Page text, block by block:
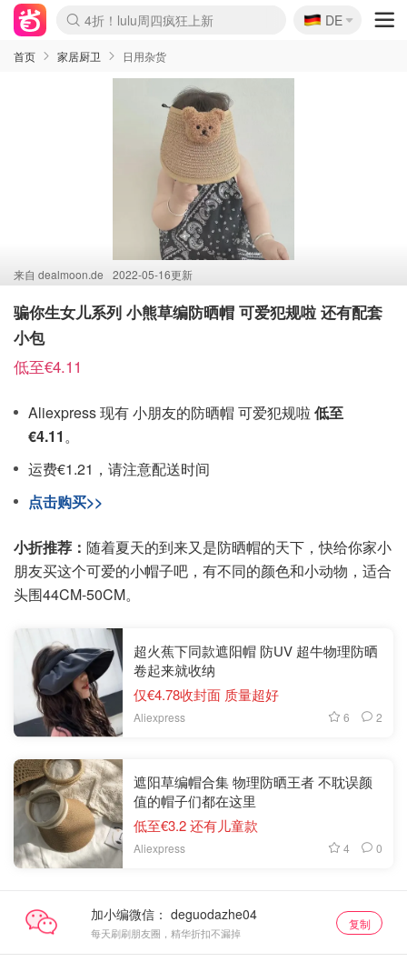
Boticinal 夏促开抢！
4折！lulu周四疯狂上新
还没结束！&OtherStories大促
Joybuy变相75折 随时失效
速领！Stanley独家85折
疑似霸哥！Camper额外叠85折
Zalando 奥莱闪促！每日更新
Moncler反季囤！5折起+叠9折
Coach Brooklyn仅€192
🇩🇪
DE
首页 家居厨卫 日用杂货
来自 dealmoon.de 2022-05-16更新
骗你生女儿系列 小熊草编防晒帽 可爱犯规啦 还有配套
小包
低至€4.11
Aliexpress 现有 小朋友的防晒帽 可爱犯规啦 低至
€4.11。
运费€1.21，请注意配送时间
点击购买>>
小折推荐： 随着夏天的到来又是防晒帽的天下，快给你家小
朋友买这个可爱的小帽子吧，有不同的颜色和小动物，适合
头围44CM-50CM。
超火蕉下同款遮阳帽 防UV 超牛物理防晒
卷起来就收纳
仅€4.78收封面 质量超好
Aliexpress 6 2
遮阳草编帽合集 物理防晒王者 不耽误颜
值的帽子们都在这里
低至€3.2 还有儿童款
Aliexpress 4 0
加小编微信：
每天刷刷朋友圈，精华折扣不漏掉
复制